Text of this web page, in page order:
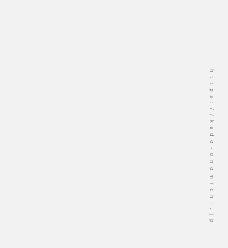
https://kado-onomichi.jp